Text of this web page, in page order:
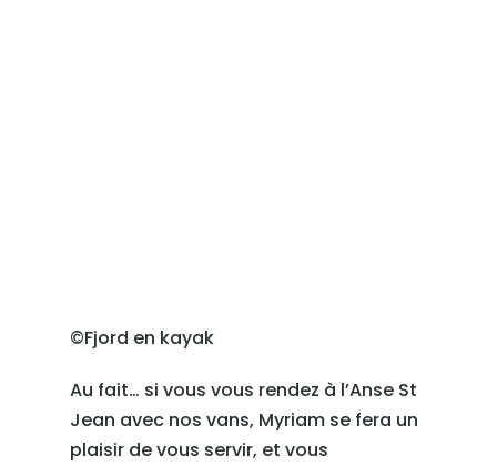
©Fjord en kayak
Au fait… si vous vous rendez à l’Anse St
Jean avec nos vans, Myriam se fera un
plaisir de vous servir, et vous